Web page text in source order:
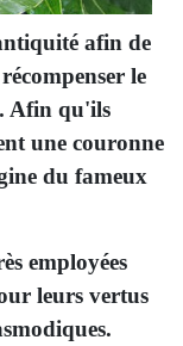
afin de
le
Afin qu'ils
une couronne
du fameux
employées
leurs vertus